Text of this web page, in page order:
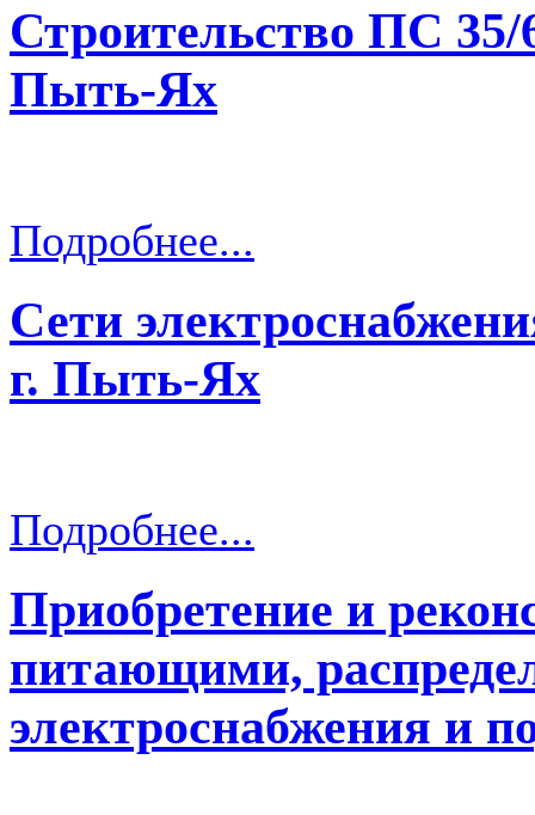
Строительство ПС
Пыть-Ях
Подробнее...
Сети
г. Пыть-Ях
Подробнее...
Приобретение и
питающими,
электроснабжения и